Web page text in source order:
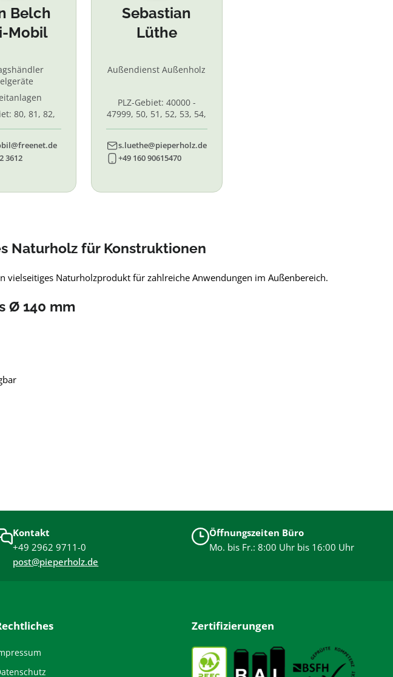
Belch
Mobil
80, 81, 82,
3612
Sebastian
Lüthe
Außendienst Außenholz
PLZ-Gebiet: 40000 -
47999, 50, 51, 52, 53, 54,
s.luethe@pieperholz.de
+49 160 90615470
Naturholz für Konstruktionen
vielseitiges Naturholzprodukt für zahlreiche Anwendungen im Außenbereich.
Ø 140 mm
Kontakt
+49 2962 9711-0
post@pieperholz.de
Öffnungszeiten Büro
Mo. bis Fr.: 8:00 Uhr bis 16:00 Uhr
Zertifizierungen